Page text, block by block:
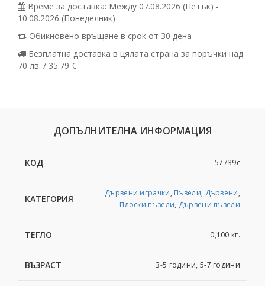
Време за доставка: Между 07.08.2026 (Петък) -
10.08.2026 (Понеделник)
Обикновено връщане в срок от 30 дена
Безплатна доставка в цялата страна за поръчки над
70 лв. / 35.79 €
ДОПЪЛНИТЕЛНА ИНФОРМАЦИЯ
КОД 57739c
КАТЕГОРИЯ
Дървени играчки, Пъзели, Дървени,
Плоски пъзели, Дървени пъзели
ТЕГЛО 0,100 кг.
ВЪЗРАСТ 3-5 години, 5-7 години